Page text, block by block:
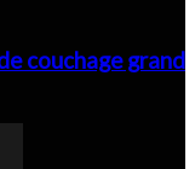
couchage grand